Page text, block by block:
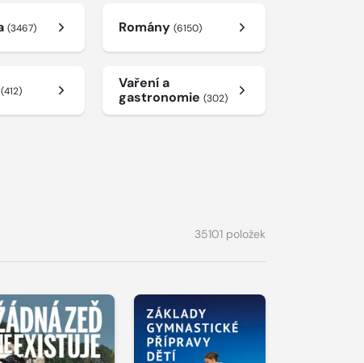
(3467) Romány (6150)
(412)
Vaření a
gastronomie (302)
35101 položek